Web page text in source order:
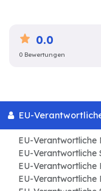
0.0
0 Bewertungen
EU-
EU-Verantwortliche
EU-Verantwortliche
EU-Verantwortliche
EU-Verantwortliche